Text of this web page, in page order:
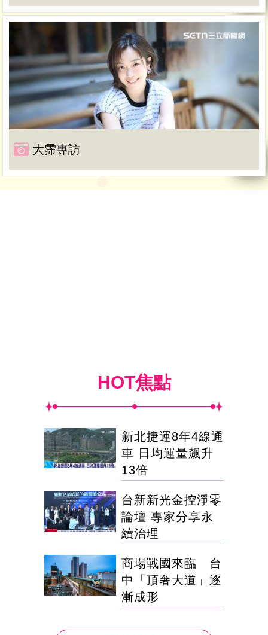
大霈專訪
HOT焦點
新北捷運8年4線通
車 日均運量飆升
13倍
台新新光金控淨零
論壇 專家分享永
續治理
商場戰國來臨 台
中「頂奢大道」逐
漸成形